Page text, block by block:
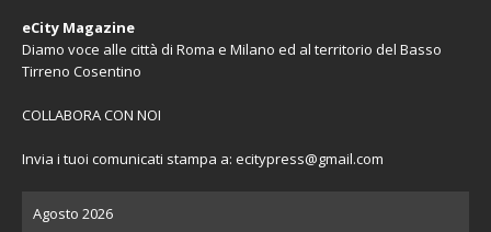
eCity Magazine
Diamo voce alle città di Roma e Milano ed al territorio del Basso
Tirreno Cosentino
COLLABORA CON NOI
Invia i tuoi comunicati stampa a: ecitypress@gmail.com
Agosto 2026